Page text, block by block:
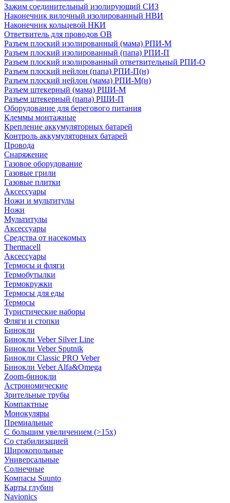
Зажим соединительный изолирующий СИЗ
Наконечник вилочный изолированный НВИ
Наконечник кольцевой НКИ
Ответвитель для проводов ОВ
Разъем плоский изолированный (мама) РПИ-М
Разъем плоский изолированный (папа) РПИ-П
Разъем плоский изолированный ответвительный РПИ-О
Разъем плоский нейлон (папа) РПИ-П(н)
Разъем плоский нейлон (мама) РПИ-М(н)
Разъем штекерный (мама) РШИ-М
Разъем штекерный (папа) РШИ-П
Оборудование для берегового питания
Клеммы монтажные
Крепление аккумуляторных батарей
Контроль аккумуляторных батарей
Провода
Снаряжение
Газовое оборудование
Газовые грили
Газовые плитки
Аксессуары
Ножи и мультитулы
Ножи
Мультитулы
Аксессуары
Средства от насекомых
Thermacell
Аксессуары
Термосы и фляги
Термобутылки
Термокружки
Термосы для еды
Термосы
Туристические наборы
Фляги и стопки
Бинокли
Бинокли Veber Silver Line
Бинокли Veber Sputnik
Бинокли Classic PRO Veber
Бинокли Veber Alfa&Omega
Zoom-бинокли
Астрономические
Зрительные трубы
Компактные
Монокуляры
Премиальные
С большим увеличением (>15x)
Со стабилизацией
Широкопольные
Универсальные
Солнечные
Компасы Suunto
Карты глубин
Navionics